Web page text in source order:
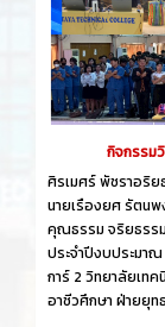
กิจกรรม
ศิรเมศร์ พัชราอริ
นายเรืองยศ รัตนพ
คุณธรรม จริยธรรม
ประจำปีงบประมา
การ์ 2 วิทยาลัยเทค
อาชีวศึกษา ฝ่ายยุท